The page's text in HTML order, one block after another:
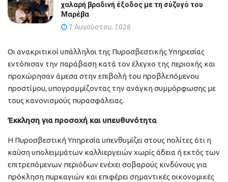
χαλαρή βραδινή έξοδος με τη σύζυγό του
Μαρέβα
7 Αυγούστου, 2026
Οι ανακριτικοί υπάλληλοι της Πυροσβεστικής Υπηρεσίας
εντόπισαν την παράβαση κατά τον έλεγχο της περιοχής και
προχώρησαν άμεσα στην επιβολή του προβλεπόμενου
προστίμου, υπογραμμίζοντας την ανάγκη συμμόρφωσης με
τους κανονισμούς πυρασφάλειας.
Έκκληση για προσοχή και υπευθυνότητα
Η Πυροσβεστική Υπηρεσία υπενθυμίζει στους πολίτες ότι η
καύση υπολειμμάτων καλλιεργειών χωρίς άδεια ή εκτός των
επιτρεπόμενων περιόδων ενέχει σοβαρούς κινδύνους για
πρόκληση πυρκαγιών και επιφέρει σημαντικές οικονομικές